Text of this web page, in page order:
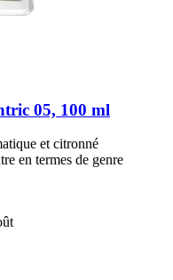
05, 100 ml
et citronné
en termes de genre